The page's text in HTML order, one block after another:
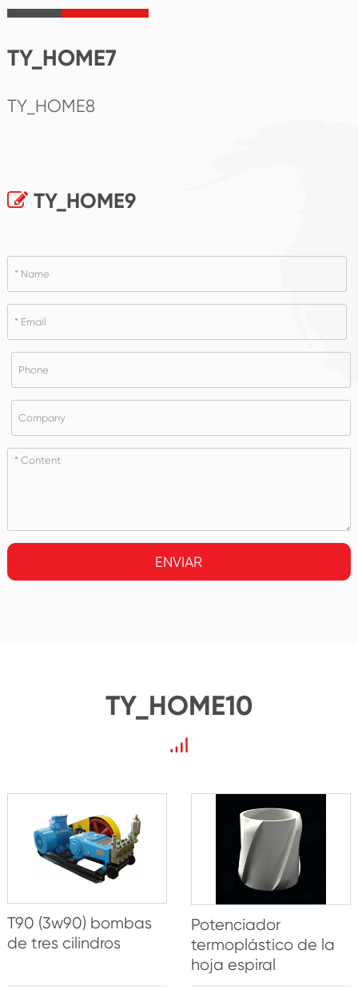
TY_HOME7
TY_HOME8
TY_HOME9
ENVIAR
TY_HOME10
T90 (3w90) bombas
de tres cilindros
Potenciador
termoplástico de la
hoja espiral